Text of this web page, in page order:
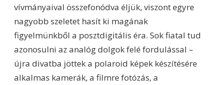
vívmányaival összefonódva éljük, viszont egyre
nagyobb szeletet hasít ki magának
figyelmünkből a posztdigitális éra. Sok fiatal tud
azonosulni az analóg dolgok felé fordulással –
újra divatba jöttek a polaroid képek készítésére
alkalmas kamerák, a filmre fotózás, a